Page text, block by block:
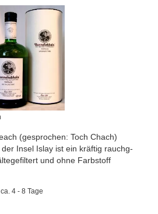
(gesprochen: Toch Chach)
Insel Islay ist ein kräftig rauchg-
und ohne Farbstoff
ca. 4 - 8 Tage